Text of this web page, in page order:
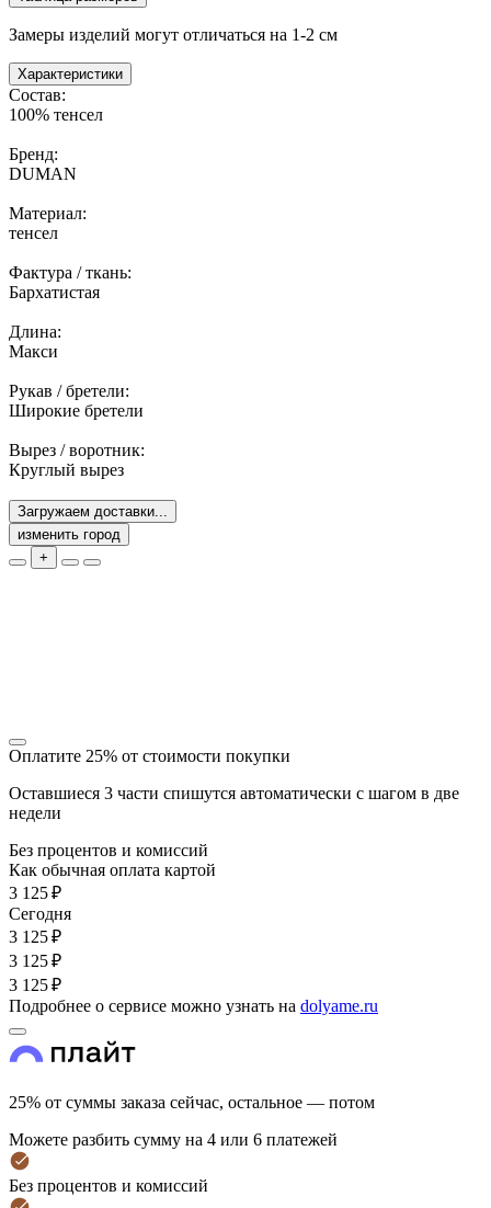
Замеры изделий могут отличаться на 1-2 см
Характеристики
Состав:
100% тенсел
Бренд:
DUMAN
Материал:
тенсел
Фактура / ткань:
Бархатистая
Длина:
Макси
Рукав / бретели:
Широкие бретели
Вырез / воротник:
Круглый вырез
Загружаем доставки...
изменить город
+
Оплатите 25% от стоимости покупки
Оставшиеся 3 части спишутся автоматически с шагом в две
недели
Без процентов и комиссий
Как обычная оплата картой
3 125 ₽
Cегодня
3 125 ₽
3 125 ₽
3 125 ₽
Подробнее о сервисе можно узнать на dolyame.ru
25% от суммы заказа сейчас, остальное — потом
Можете разбить сумму на 4 или 6 платежей
Без процентов и комиссий